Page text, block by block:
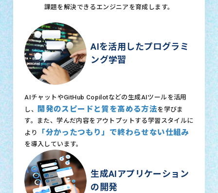
課題を解決できるエンジニアを育成します。
AIを活用したプログラミ
ング学習
AIチャットやGitHub Copilotなどの生成AIツールを活用
し、
開発のスピードと質を高める方法を学びま
す。また、学んだ内容をアウトプットする学習スタイルに
より
「分かったつもり」で終わらせない仕組み
を導入しています。
生成AIアプリケーション
の開発